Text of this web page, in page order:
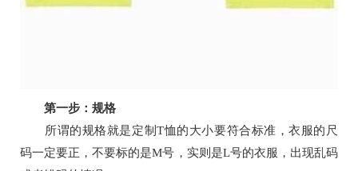
第一步：规格
所谓的规格就是定制T恤的大小要符合标准，衣服的尺
码一定要正，不要标的是M号，实则是L号的衣服，出现乱码